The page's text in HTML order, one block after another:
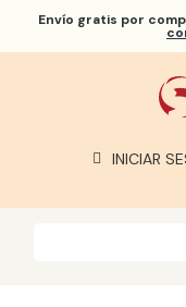
Envío gratis por
INICIAR